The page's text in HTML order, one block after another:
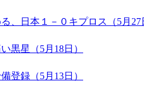
、日本１－０キプロス（5月27
黒星（5月18日）
登録（5月13日）